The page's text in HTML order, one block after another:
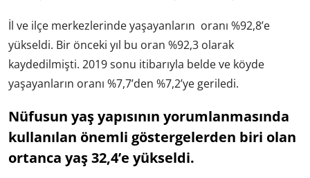
İl ve ilçe merkezlerinde yaşayanların oranı %92,8’e
yükseldi. Bir önceki yıl bu oran %92,3 olarak
kaydedilmişti. 2019 sonu itibarıyla belde ve köyde
yaşayanların oranı %7,7’den %7,2’ye geriledi.
Nüfusun yaş yapısının yorumlanmasında
kullanılan önemli göstergelerden biri olan
ortanca yaş 32,4’e yükseldi.